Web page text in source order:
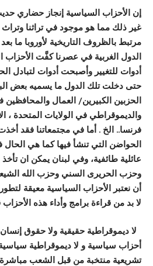
إن الأحزاب السياسية إنجاز حضاري
غير ذلك مما هو موجود في تراثنا
مرتبط بالظروف التاريخية لأوروبا ما
الدول الغربية في عصرنا كفَّت
أدوات للتغيير وأصبحت أدوات لتبادل
حتى دخلت تلك الدول ما يسميه بعض
الحزبين الكبيرين/ العمال
والديموقراطي في الولايات المتحدة ،
فرنسا.. الخ . أما في مجتمعاتنا فقد
الحواضن التي تنشأ فيها كما هي
عائلية طائفية، وفي لبنان يمكن ان
وحزب الحريرى السني وحزب الله
أن نعتبر الأحزاب السياسية معيقة
لا بد من قراءة برامج وأداء هذه الأحزاب
لا ديموقراطية حقيقية ولا حقوق
أحزاب سياسية و لا ديموقراطية
تشريعية منتخبة من قبل الشعب